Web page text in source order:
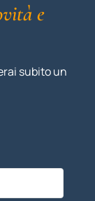
e
subito un